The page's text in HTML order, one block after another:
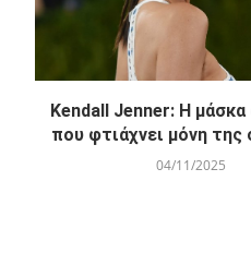
Kendall Jenner: Η μάσκα
που φτιάχνει μόνη της
04/11/2025